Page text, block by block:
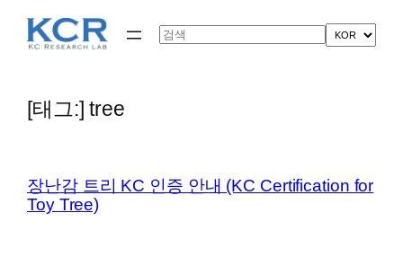
Search
[태그:]tree
장난감 트리 KC 인증 안내 (KC Certification for
Toy Tree)